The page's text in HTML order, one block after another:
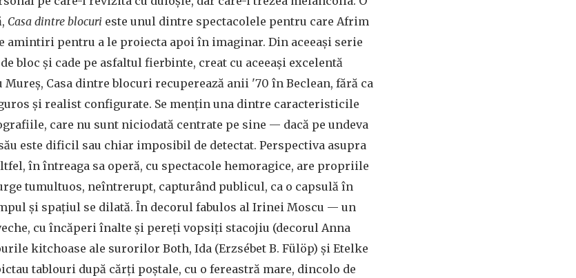
Casa dintre blocuri este unul dintre spectacolele pentru care Afrim
pentru a le proiecta apoi în imaginar. Din aceeași serie
bloc și cade pe asfaltul fierbinte, creat cu aceeași excelentă
Casa dintre blocuri recuperează anii '70 în Beclean, fără ca
și realist configurate. Se mențin una dintre caracteristicile
care nu sunt niciodată centrate pe sine — dacă pe undeva
este dificil sau chiar imposibil de detectat. Perspectiva asupra
în întreaga sa operă, cu spectacole hemoragice, are propriile
tumultuos, neîntrerupt, capturând publicul, ca o capsulă în
și spațiul se dilată. În decorul fabulos al Irinei Moscu — un
cu încăperi înalte și pereți vopsiți stacojiu (decorul Anna
kitchoase ale surorilor Both, Ida (Erzsébet B. Fülöp) și Etelke
tablouri după cărți poștale, cu o fereastră mare, dincolo de